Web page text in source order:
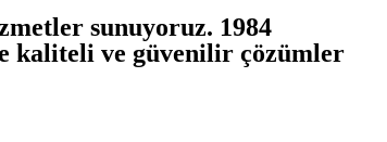
sunuyoruz. 1984
kaliteli ve güvenilir çözümler